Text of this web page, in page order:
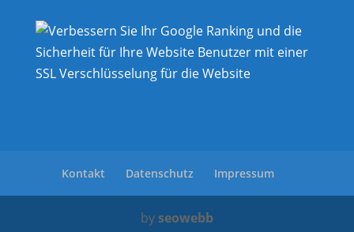
Kontakt Datenschutz Impressum
by seowebb